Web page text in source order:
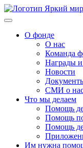
О фонде
О нас
Команда
Награды и
Новости
СМИ о
Что мы делаем
Помощь
Помощь
Помощь
Им нужна